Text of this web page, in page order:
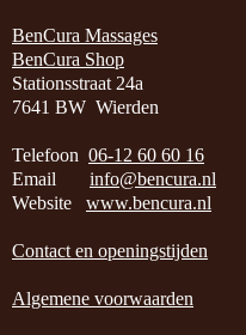
BenCura Massages
BenCura Shop
Stationsstraat 24a
7641 BW Wierden
Telefoon 06-12 60 60 16
Email info@bencura.nl
Website www.bencura.nl
Contact en openingstijden
Algemene voorwaarden